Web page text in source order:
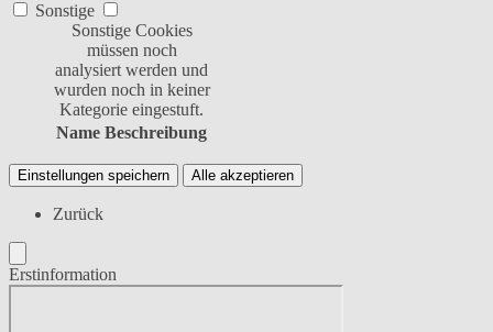
Sonstige
Sonstige Cookies
müssen noch
analysiert werden und
wurden noch in keiner
Kategorie eingestuft.
Name Beschreibung
Einstellungen speichern Alle akzeptieren
Zurück
Erstinformation